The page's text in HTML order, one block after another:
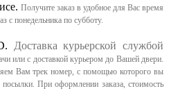
Получите заказ в удобное для Вас время
с понедельника по субботу.
Доставка курьерской службой
или с доставкой курьером до Вашей двери.
Вам трек номер, с помощью которого вы
При оформлении заказа, стоимость